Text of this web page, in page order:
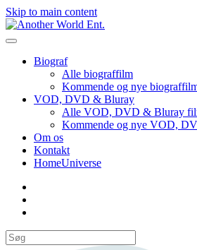
Skip to main content
Biograf
Alle biograffilm
Kommende og nye
VOD, DVD & Bluray
Alle VOD, DVD & Bluray
Kommende og nye VOD,
Om os
Kontakt
HomeUniverse